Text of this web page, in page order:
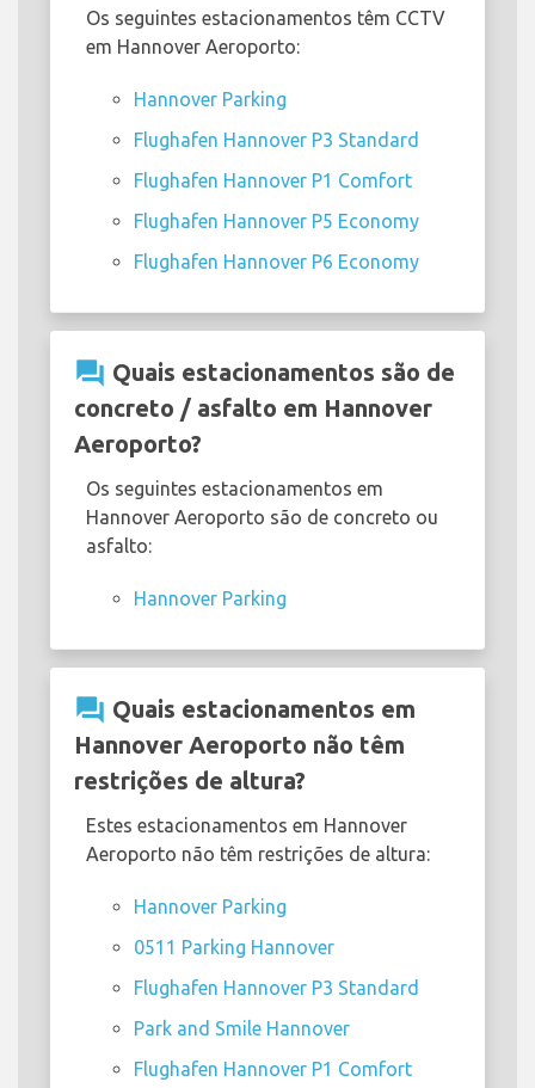
Os seguintes estacionamentos têm CCTV
em Hannover Aeroporto:
Hannover Parking
Flughafen Hannover P3 Standard
Flughafen Hannover P1 Comfort
Flughafen Hannover P5 Economy
Flughafen Hannover P6 Economy
question_answer Quais estacionamentos são de
concreto / asfalto em Hannover
Aeroporto?
Os seguintes estacionamentos em
Hannover Aeroporto são de concreto ou
asfalto:
Hannover Parking
question_answer Quais estacionamentos em
Hannover Aeroporto não têm
restrições de altura?
Estes estacionamentos em Hannover
Aeroporto não têm restrições de altura:
Hannover Parking
0511 Parking Hannover
Flughafen Hannover P3 Standard
Park and Smile Hannover
Flughafen Hannover P1 Comfort